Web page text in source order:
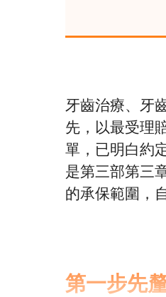
牙齒治療、牙
先，以最受理
單，已明白約
是第三部第三
的承保範圍，
第一步先